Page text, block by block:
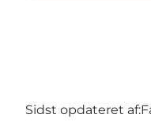
Sidst opdateret af: